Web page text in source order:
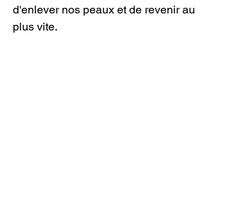
d'enlever nos peaux et de revenir au
plus vite.